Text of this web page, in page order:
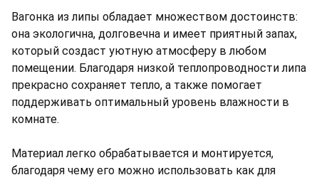
Вагонка из липы обладает множеством достоинств:
она экологична, долговечна и имеет приятный запах,
который создаст уютную атмосферу в любом
помещении. Благодаря низкой теплопроводности липа
прекрасно сохраняет тепло, а также помогает
поддерживать оптимальный уровень влажности в
комнате.
Материал легко обрабатывается и монтируется,
благодаря чему его можно использовать как для